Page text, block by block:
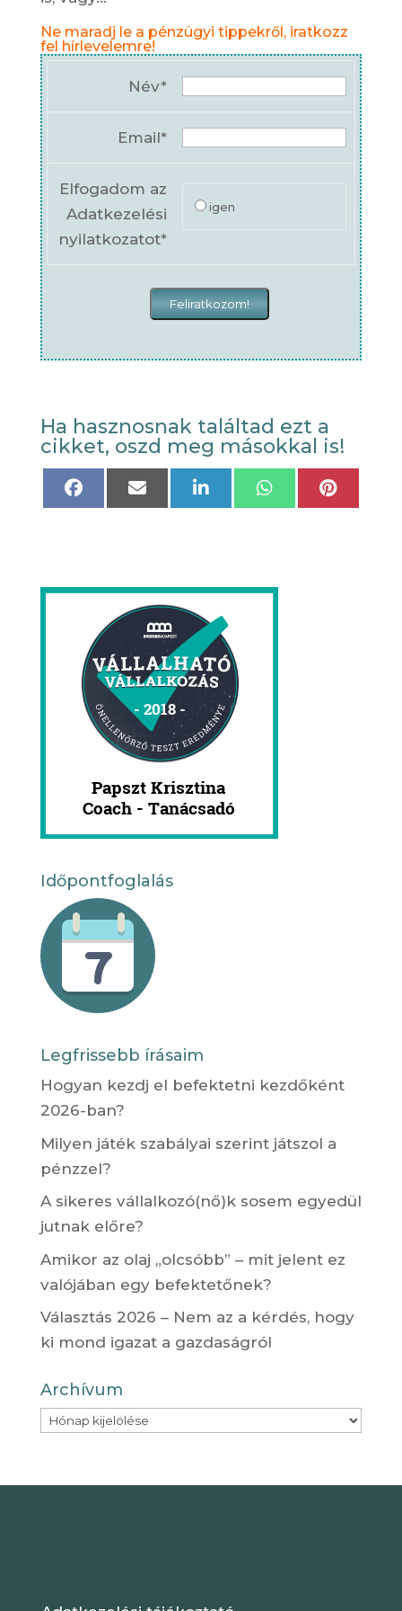
Ne maradj le a pénzügyi tippekről, iratkozz
fel hírlevelemre!
Név*
Email*
Elfogadom az
Adatkezelési
nyilatkozatot*
igen
Ha hasznosnak találtad ezt a
cikket, oszd meg másokkal is!
Share
Share
Share
Share
Share
Időpontfoglalás
Legfrissebb írásaim
Hogyan kezdj el befektetni kezdőként
2026-ban?
Milyen játék szabályai szerint játszol a
pénzzel?
A sikeres vállalkozó(nő)k sosem egyedül
jutnak előre?
Amikor az olaj „olcsóbb” – mit jelent ez
valójában egy befektetőnek?
Választás 2026 – Nem az a kérdés, hogy
ki mond igazat a gazdaságról
Archívum
Archívum